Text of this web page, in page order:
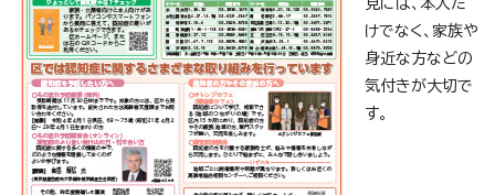
けでなく、家族や
身近な方などの
気付きが大切で
す。